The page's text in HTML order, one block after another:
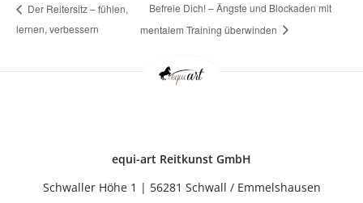
Der Reitersitz – fühlen,
lernen, verbessern
Befreie Dich! – Ängste und Blockaden mit
mentalem Training überwinden
equi-art Reitkunst GmbH
Schwaller Höhe 1 | 56281 Schwall / Emmelshausen